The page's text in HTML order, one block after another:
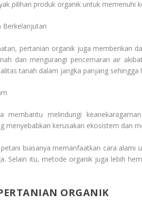
pilihan produk organik untuk memenuhi
Berkelanjutan
pertanian organik juga memberikan
dan mengurangi pencemaran air
tanah dalam jangka panjang
membantu melindungi
menyebabkan kerusakan ekosistem dan
biasanya memanfaatkan cara alami
Selain itu, metode organik juga lebih
ORGANIK